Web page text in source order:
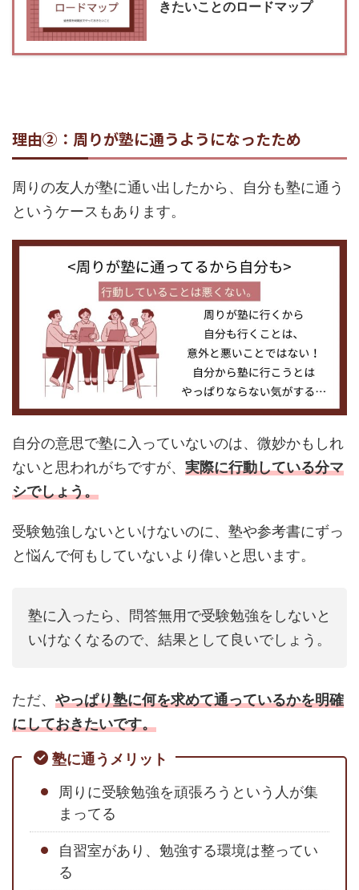
きたいことのロードマップ
理由②：周りが塾に通うようになったため
周りの友人が塾に通い出したから、自分も塾に通う
というケースもあります。
自分の意思で塾に入っていないのは、微妙かもしれ
ないと思われがちですが、 実際に行動している分マ
シでしょう。
受験勉強しないといけないのに、塾や参考書にずっ
と悩んで何もしていないより偉いと思います。
塾に入ったら、問答無用で受験勉強をしないと
いけなくなるので、結果として良いでしょう。
ただ、 やっぱり塾に何を求めて通っているかを明確
にしておきたいです。
塾に通うメリット
周りに受験勉強を頑張ろうという人が集
まってる
自習室があり、勉強する環境は整ってい
る